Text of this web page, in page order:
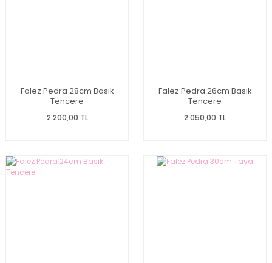
Falez Pedra 28cm Basık
Tencere
2.200,00 TL
Falez Pedra 26cm Basık
Tencere
2.050,00 TL